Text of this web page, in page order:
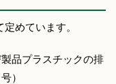
めています。
品プラスチックの排
）